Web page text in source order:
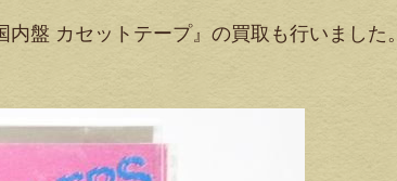
盤 カセットテープ』の買取も行いました。